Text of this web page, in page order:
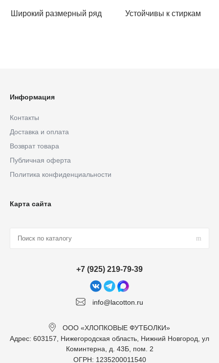
Широкий размерный ряд Устойчивы к стиркам
Информация
Контакты
Доставка и оплата
Возврат товара
Публичная оферта
Политика конфиденциальности
Карта сайта
info@lacotton.ru
+7 (925) 219-79-39
ООО «ХЛОПКОВЫЕ ФУТБОЛКИ»
Адрес: 603157, Нижегородская область, Нижний Новгород, ул
Коминтерна, д. 43Б, пом. 2
ОГРН: 1235200011540